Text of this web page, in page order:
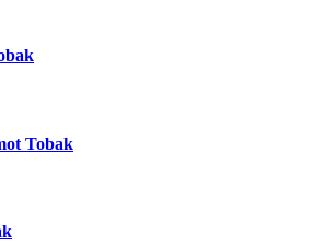
Tobak